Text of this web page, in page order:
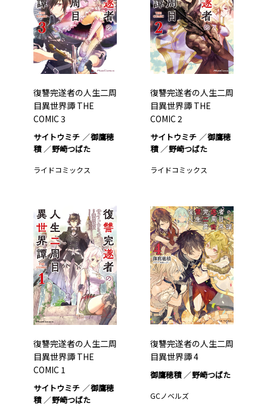
復讐完遂者の人生二周
目異世界譚 THE
COMIC 3
サイトウミチ
御鷹穂
積
野崎つばた
ライドコミックス
復讐完遂者の人生二周
目異世界譚 THE
COMIC 2
サイトウミチ
御鷹穂
積
野崎つばた
ライドコミックス
復讐完遂者の人生二周
目異世界譚 THE
COMIC 1
サイトウミチ
御鷹穂
積
野崎つばた
復讐完遂者の人生二周
目異世界譚 4
御鷹穂積 野崎つばた
GCノベルズ